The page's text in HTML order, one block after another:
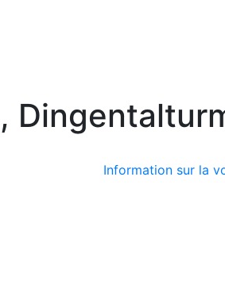
Information sur la